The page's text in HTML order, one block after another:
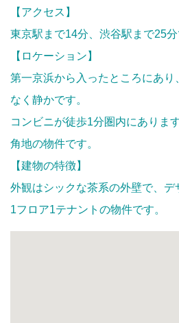
【アクセス】
東京駅まで14分、渋谷駅まで25分
【ロケーション】
第一京浜から入ったところにあ
なく静かです。
コンビニが徒歩1分圏内にあります
角地の物件です。
【建物の特徴】
外観はシックな茶系の外壁で、デ
1フロア1テナントの物件です。